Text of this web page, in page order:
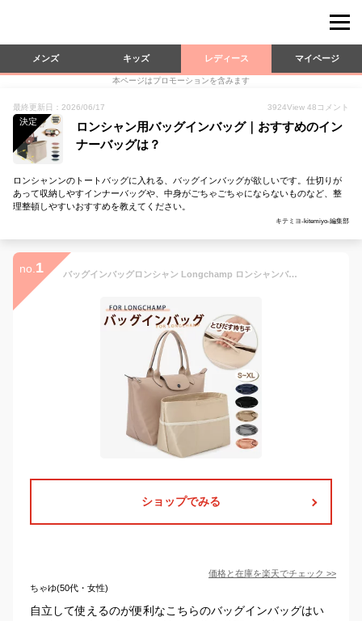
メンズ キッズ レディース マイページ
本ページはプロモーションを含みます
最終更新日：2026/06/17 3924View 48 コメント
決定
ロンシャン用バッグインバッグ｜おすすめのイン
ナーバッグは？
ロンシャンンのトートバッグに入れる、バッグインバッグが欲しいです。仕切りが
あって収納しやすインナーバッグや、中身がごちゃごちゃにならないものなど、整
理整頓しやすいおすすめを教えてください。
キテミヨ-kitemiyo-編集部
no. 1 バッグインバッグロンシャン Longchamp ロンシャンバッグインバッグ 収納力抜群 大容量 ポケット付き バッグ オーガナイザー 軽量 自立 形崩れ防止 ファスナー Bag in Bag 収納 洗える インナーバッグ インナーポケット
ショップでみる
価格と在庫を楽天でチェック >>
ちゃゆ(50代・女性)
自立して使えるのが便利なこちらのバッグインバッグはい